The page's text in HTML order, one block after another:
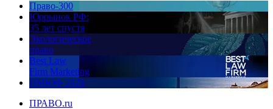
Право-300
Юррынок РФ:
35 лет спустя
Экологическое
право
Best Law
Firm Marketing
ПМЮФ 2026
ПРАВО.ru